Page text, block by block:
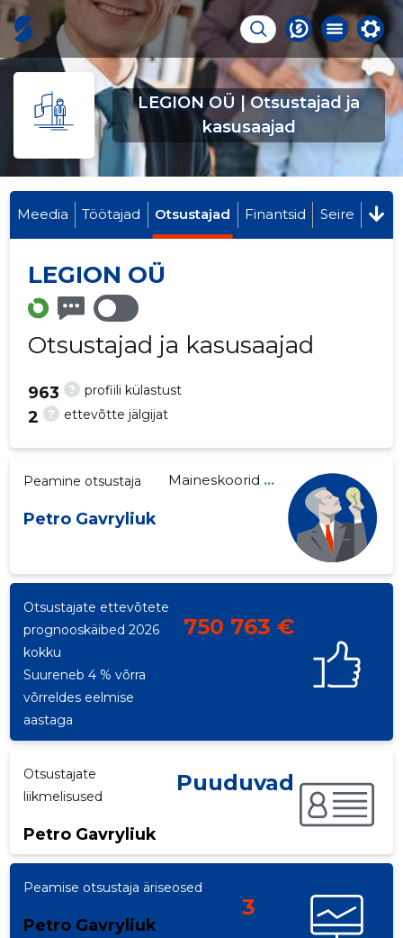
LEGION OÜ | Otsustajad ja
kasusaajad
Meedia Töötajad Otsustajad Finantsid Seire
LEGION OÜ
Otsustajad ja kasusaajad
? profiili külastust
963
? ettevõtte jälgijat
2
Peamine otsustaja
Petro Gavryliuk
Maineskoorid ...
Otsustajate ettevõtete
prognooskäibed 2026
kokku
750 763 €
Suureneb 4 % võrra
võrreldes eelmise
aastaga
Otsustajate
liikmelisused
Petro Gavryliuk
Puuduvad
Peamise otsustaja äriseosed
Petro Gavryliuk
3